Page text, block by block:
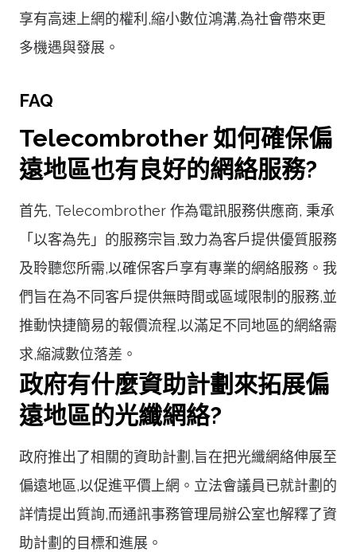
享有高速上網的權利,縮小數位鴻溝,為社會帶來更
多機遇與發展。
FAQ
Telecombrother 如何確保偏
遠地區也有良好的網絡服務?
首先, Telecombrother 作為電訊服務供應商, 秉承
「以客為先」的服務宗旨,致力為客戶提供優質服務
及聆聽您所需,以確保客戶享有專業的網絡服務。我
們旨在為不同客戶提供無時間或區域限制的服務,並
推動快捷簡易的報價流程,以滿足不同地區的網絡需
求,縮減數位落差。
政府有什麼資助計劃來拓展偏
遠地區的光纖網絡?
政府推出了相關的資助計劃,旨在把光纖網絡伸展至
偏遠地區,以促進平價上網。立法會議員已就計劃的
詳情提出質詢,而通訊事務管理局辦公室也解釋了資
助計劃的目標和進展。